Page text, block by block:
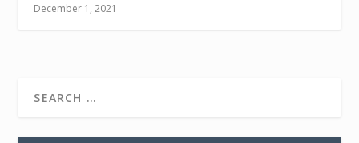
December 1, 2021